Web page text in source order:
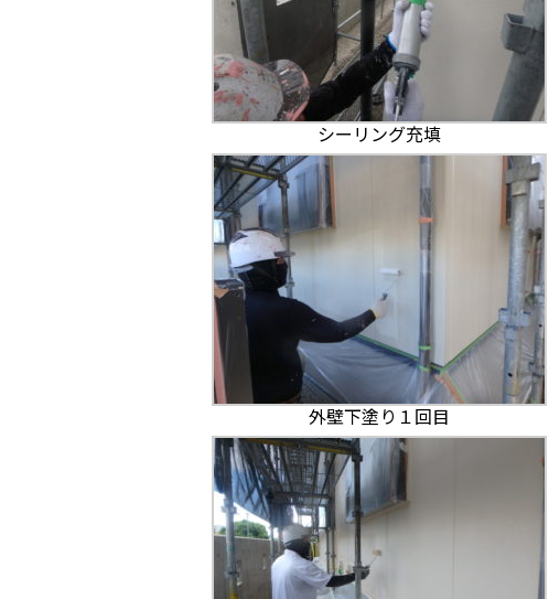
シーリング充填
外壁下塗り１回目